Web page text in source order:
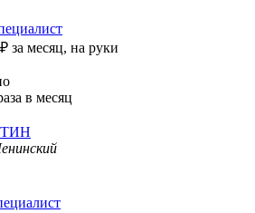
₽ за месяц, на руки
в месяц